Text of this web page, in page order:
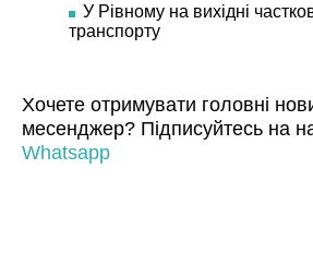
У Рівному на вихідні
транспорту
Хочете отримувати головні
месенджер? Підписуйтесь на
Whatsapp